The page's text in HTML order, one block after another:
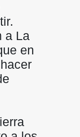
a La
en